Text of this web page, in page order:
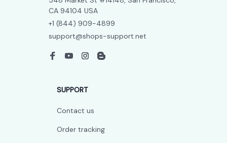
CA 94104 USA
+1 (844) 909-4899
support@shops-support.net
SUPPORT
Contact us
Order tracking